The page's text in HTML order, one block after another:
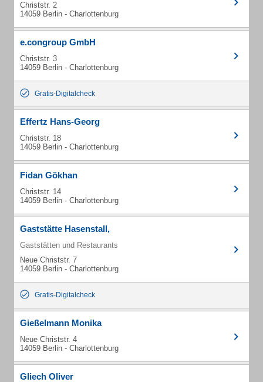
Christstr. 2
14059 Berlin - Charlottenburg
e.congroup GmbH
Christstr. 3
14059 Berlin - Charlottenburg
Gratis-Digitalcheck
Effertz Hans-Georg
Christstr. 18
14059 Berlin - Charlottenburg
Fidan Gökhan
Christstr. 14
14059 Berlin - Charlottenburg
Gaststätte Hasenstall,
Gaststätten und Restaurants
Neue Christstr. 7
14059 Berlin - Charlottenburg
Gratis-Digitalcheck
Gießelmann Monika
Neue Christstr. 4
14059 Berlin - Charlottenburg
Gliech Oliver